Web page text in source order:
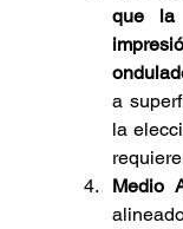
que la
a
la
Medio